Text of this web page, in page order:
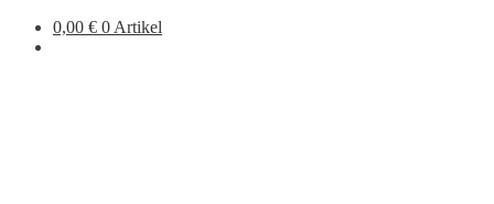
0,00 € 0 Artikel